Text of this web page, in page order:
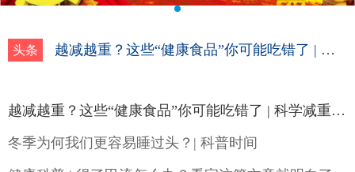
头条 越减越重？这些“健康食品”你可能吃错了 | 科学减重一起来
越减越重？这些“健康食品”你可能吃错了 | 科学减重一起来
冬季为何我们更容易睡过头？| 科普时间